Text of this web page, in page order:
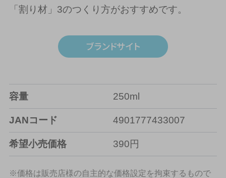
「割り材」3のつくり方がおすすめです。
容量 250ml
JANコード 4901777433007
希望小売価格 390円
※価格は販売店様の自主的な価格設定を拘束するもので